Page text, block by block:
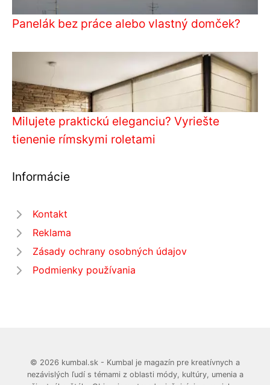
Panelák bez práce alebo vlastný domček?
Milujete praktickú eleganciu? Vyriešte
tienenie rímskymi roletami
Informácie
Kontakt
Reklama
Zásady ochrany osobných údajov
Podmienky používania
© 2026 kumbal.sk - Kumbal je magazín pre kreatívnych a
nezávislých ľudí s témami z oblasti módy, kultúry, umenia a